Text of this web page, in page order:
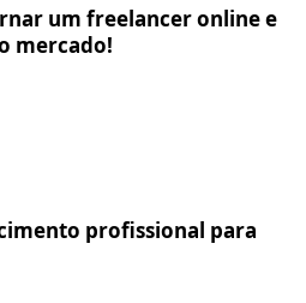
um freelancer online e
mercado!
profissional para